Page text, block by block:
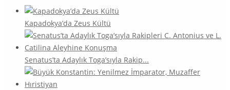
Kapadokya’da Zeus Kültü
Senatus’ta Adaylık Toga’sıyla Rakip...